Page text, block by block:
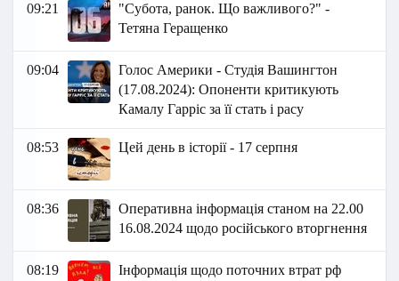
09:21
"Субота, ранок. Що важливого?" -
Тетяна Геращенко
09:04
Голос Америки - Студія Вашингтон
(17.08.2024): Опоненти критикують
Камалу Гарріс за її стать і расу
08:53 Цей день в історії - 17 серпня
08:36
Оперативна інформація станом на 22.00
16.08.2024 щодо російського вторгнення
08:19
Інформація щодо поточних втрат рф